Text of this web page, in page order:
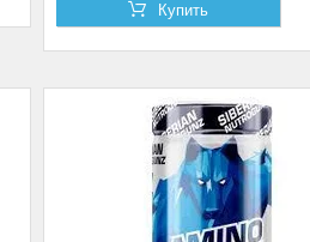
Купить